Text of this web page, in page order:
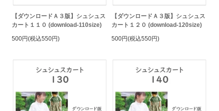
【ダウンロードＡ３版】シュシュス
カート１１０ (download-110size)
500円(税込550円)
【ダウンロードＡ３版】シュシュス
カート１２０ (download-120size)
500円(税込550円)